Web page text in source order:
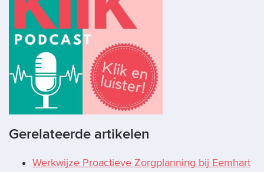
Gerelateerde artikelen
Werkwijze Proactieve Zorgplanning bij Eemhart